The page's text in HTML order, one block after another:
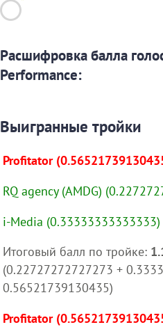
Расшифровка балла
Performance:
Выигранные тройки
Profitator
RQ agency (AMDG)
i-Media (0.33333333333333)
Итоговый балл по тройке:
(0.22727272727273 +
0.56521739130435)
Profitator